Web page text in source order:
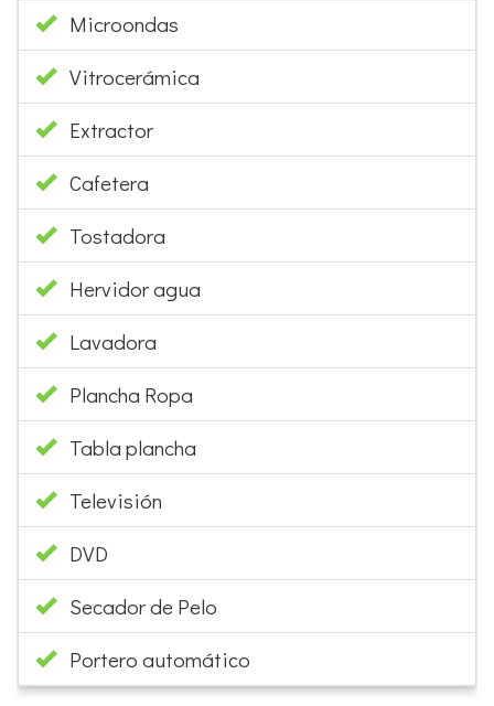
Microondas
Vitrocerámica
Extractor
Cafetera
Tostadora
Hervidor agua
Lavadora
Plancha Ropa
Tabla plancha
Televisión
DVD
Secador de Pelo
Portero automático